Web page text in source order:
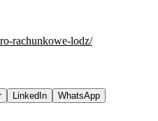
rachunkowe-lodz/
LinkedIn WhatsApp